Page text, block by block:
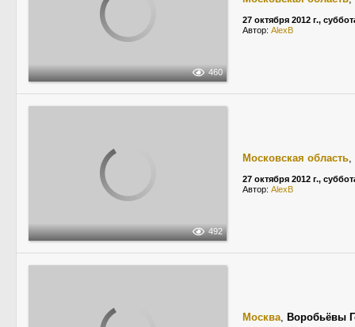
460
27 октября 2012 г.,
Автор: AlexB
492
Московская область,
27 октября 2012 г.,
Автор: AlexB
Москва, Воробьёвы